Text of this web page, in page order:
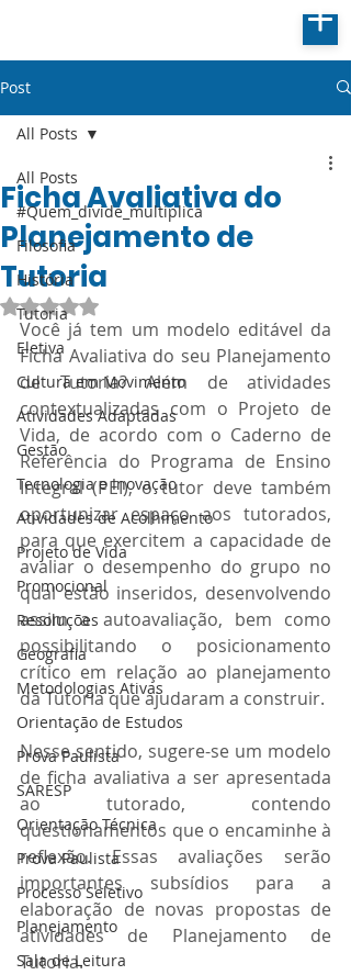
Post
All Posts
#Quem_divide_multiplica
Filosofia
História
Tutoria
Eletiva
Cultura em Movimento
Atividades Adaptadas
Gestão
Tecnologia e Inovação
Atividades de Acolhimento
Projeto de Vida
Promocional
Resoluções
Geografia
Metodologias Ativas
Orientação de Estudos
Prova Paulista
SARESP
Orientação Técnica
Prova Paulista
Processo Seletivo
Planejamento
Sala de Leitura
All Posts
Ficha Avaliativa do
Planejamento de
Tutoria
Avaliado com NaN de 5 estrelas.
Você já tem um modelo editável da
Ficha Avaliativa do seu Planejamento
de Tutoria? Além de atividades
contextualizadas com o Projeto de
Vida, de acordo com o Caderno de
Referência do Programa de Ensino
Integral (PEI), o tutor deve também
oportunizar espaço aos tutorados,
para que exercitem a capacidade de
avaliar o desempenho do grupo no
qual estão inseridos, desenvolvendo
assim a autoavaliação, bem como
possibilitando o posicionamento
crítico em relação ao planejamento
da Tutoria que ajudaram a construir.
Nesse sentido, sugere-se um modelo
de ficha avaliativa a ser apresentada
ao tutorado, contendo
questionamentos que o encaminhe à
reflexão. Essas avaliações serão
importantes subsídios para a
elaboração de novas propostas de
atividades de Planejamento de
Tutoria.